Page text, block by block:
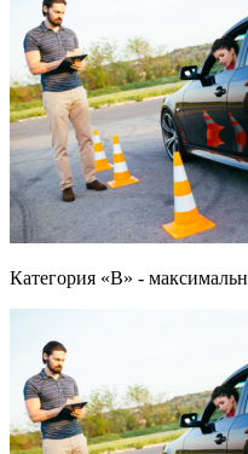
Категория «B» -